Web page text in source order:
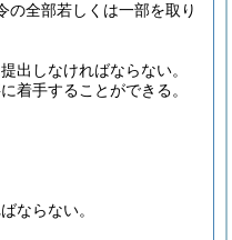
の全部若しくは一部を取り
出しなければならない。
着手することができる。
ならない。